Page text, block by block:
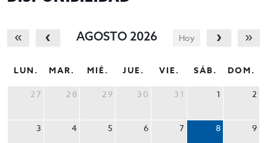
Hoy
AGOSTO 2026
LUN. MAR. MIÉ. JUE. VIE. SÁB. DOM.
27 28 29 30 31 1 2
3 4 5 6 7 8 9